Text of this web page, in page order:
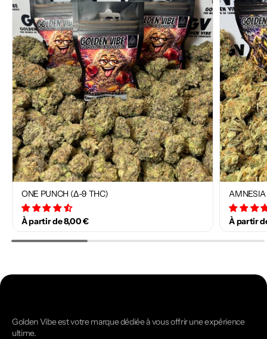
ONE PUNCH (Δ-9 THC)
À partir de 8,00 € À partir
Golden Vibe est votre marque dédiée à vous offrir une expérience
ultime.